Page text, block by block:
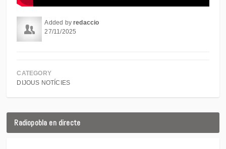
Added byredaccio
27/11/2025
CATEGORY
DIJOUS NOTÍCIES
Radiopobla en directe